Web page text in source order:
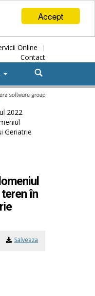
Accept
Online |
Contact
2022
Geriatrie
în
Salveaza